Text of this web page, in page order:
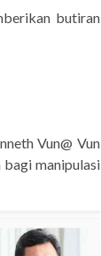
butiran
Vun@ Vun
bagi manipulasi